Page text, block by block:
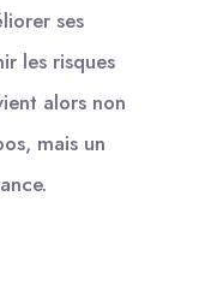
ses
les risques
alors non
mais un